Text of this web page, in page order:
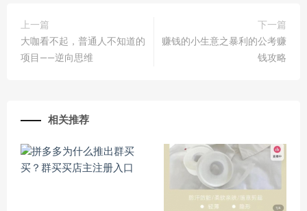
上一篇
大咖看不起，普通人不知道的
项目——逆向思维
下一篇
赚钱的小生意之暴利的公考赚
钱攻略
相关推荐